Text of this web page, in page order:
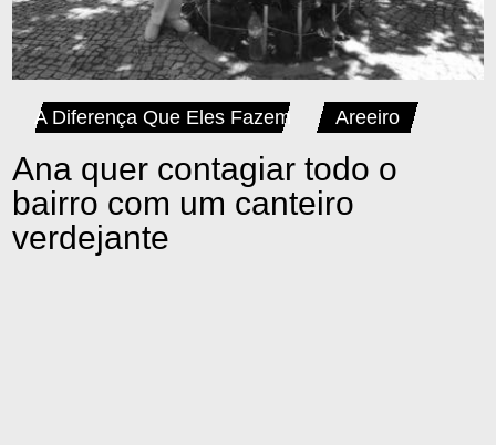
Ana quer contagiar todo o
bairro com um canteiro
verdejante
A Diferença Que Eles Fazem Areeiro